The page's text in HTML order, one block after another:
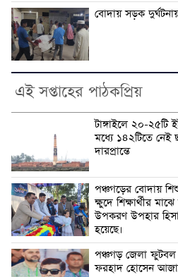
বোদায় সড়ক
এই সপ্তাহের পাঠকপ্রিয়
টাঙ্গাইলে ২০-২৫টি
মধ্যে ১৪২টিতে নেই
দারপ্রান্তে
পঞ্চগড়ের বোদায়
ক্ষুদে শিক্ষার্থীর
উপকরণ উপহার
হয়েছে।
পঞ্চগড় জেলা
ফরহাদ হোসেন